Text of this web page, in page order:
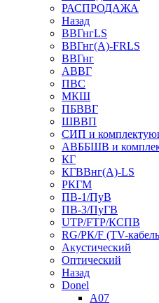
РАСПРОДАЖА
Назад
ВВГнгLS
ВВГнг(А)-FRLS
ВВГнг
АВВГ
ПВС
МКШ
ПБВВГ
ШВВП
СИП и
АВББШВ и
КГ
КГВВнг(А)-LS
РКГМ
ПВ-1/ПуВ
ПВ-3/ПуГВ
UTP/FTP/КСПВ
RG/РК/F (TV-
Акустический
Оптический
Назад
Donel
A07